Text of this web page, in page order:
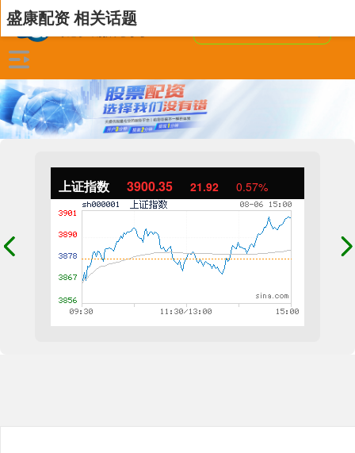
上证指数 3900.35 21.92 0.57%
盛康配资 相关话题